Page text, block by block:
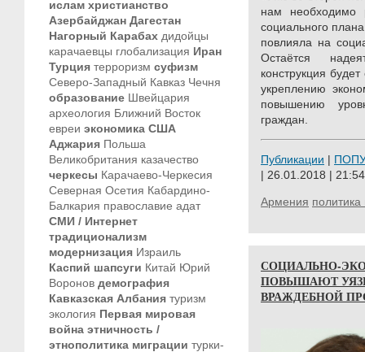
ислам христианство
Азербайджан Дагестан
Нагорный Карабах дидойцы
карачаевцы глобализация Иран
Турция терроризм суфизм
Северо-Западный Кавказ Чечня
образование Швейцария
археология Ближний Восток
евреи экономика США
Аджария Польша
Великобритания казачество
черкесы Карачаево-Черкесия
Северная Осетия Кабардино-
Балкария православие адат
СМИ / Интернет
традиционализм
модернизация Израиль
Каспий шапсуги Китай Юрий
Воронов демография
Кавказская Албания туризм
экология Первая мировая
война этничность /
этнополитика миграции турки-
нам необходимо
социального
повлияла на
Остаётся
конструкция
укреплению
повышению
граждан.
Публикации |
| 26.01.2018 | 21:54
Армения
СОЦИАЛЬНО-
ПОВЫШАЮТ
ВРАЖДЕБНОЙ